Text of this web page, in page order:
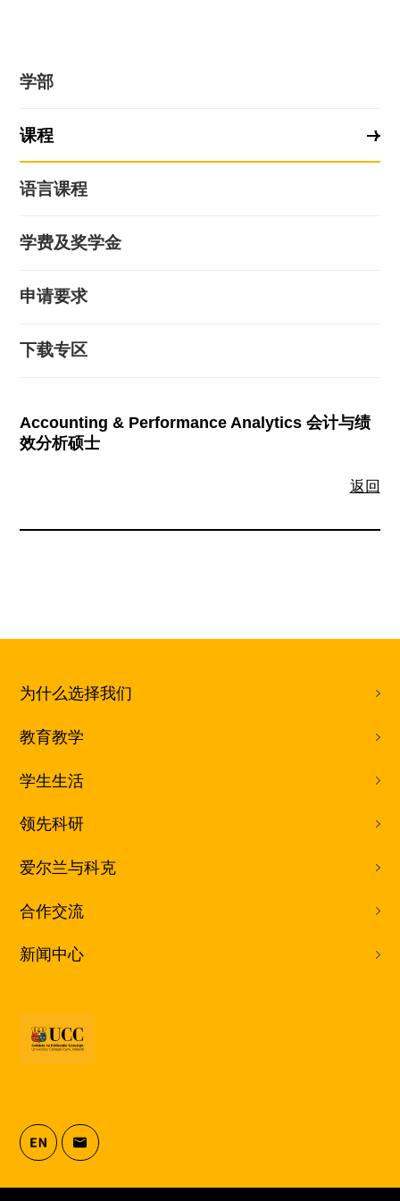
学部
课程
语言课程
学费及奖学金
申请要求
下载专区
Accounting & Performance Analytics 会计与绩
效分析硕士
返回
为什么选择我们
教育教学
学生生活
领先科研
爱尔兰与科克
合作交流
新闻中心